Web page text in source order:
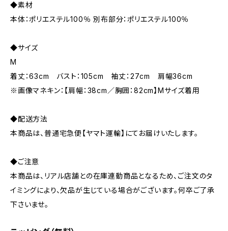
◆素材
本体：ポリエステル100％ 別布部分：ポリエステル100％
◆サイズ
M
着丈：63cm バスト：105cm 袖丈：27cm 肩幅36cm
※画像マネキン：【肩幅：38cm／胸囲：82cm】Mサイズ着用
◆配送方法
本商品は、普通宅急便【ヤマト運輸】にてお届けいたします。
◆ご注意
本商品は、リアル店舗との在庫連動商品となるため、ご注文のタ
イミングにより、欠品が生じている場合がございます。何卒ご了承
下さいませ。